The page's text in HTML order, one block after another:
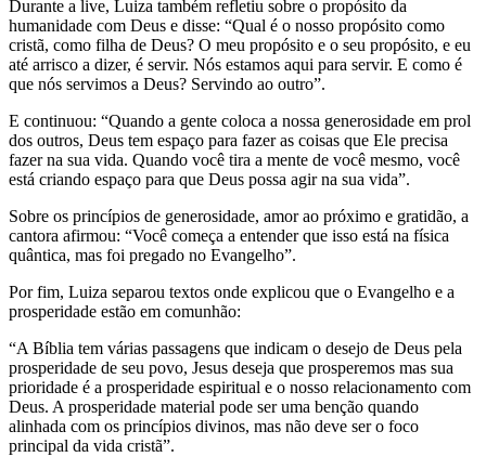
Durante a live, Luiza também refletiu sobre o propósito da
humanidade com Deus e disse: “Qual é o nosso propósito como
cristã, como filha de Deus? O meu propósito e o seu propósito, e eu
até arrisco a dizer, é servir. Nós estamos aqui para servir. E como é
que nós servimos a Deus? Servindo ao outro”.
E continuou: “Quando a gente coloca a nossa generosidade em prol
dos outros, Deus tem espaço para fazer as coisas que Ele precisa
fazer na sua vida. Quando você tira a mente de você mesmo, você
está criando espaço para que Deus possa agir na sua vida”.
Sobre os princípios de generosidade, amor ao próximo e gratidão, a
cantora afirmou: “Você começa a entender que isso está na física
quântica, mas foi pregado no Evangelho”.
Por fim, Luiza separou textos onde explicou que o Evangelho e a
prosperidade estão em comunhão:
“A Bíblia tem várias passagens que indicam o desejo de Deus pela
prosperidade de seu povo, Jesus deseja que prosperemos mas sua
prioridade é a prosperidade espiritual e o nosso relacionamento com
Deus. A prosperidade material pode ser uma benção quando
alinhada com os princípios divinos, mas não deve ser o foco
principal da vida cristã”.